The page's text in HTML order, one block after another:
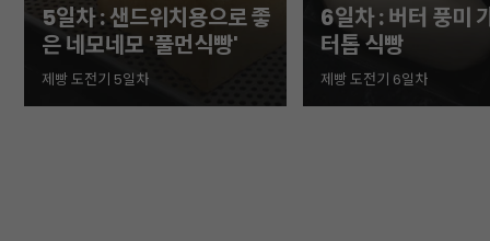
6일차 : 버터 풍미 가득! 버
터톱 식빵
제빵 도전기 6일차
7일차 : 달콤한 밤
밤식빵
제빵 도전기 7일차